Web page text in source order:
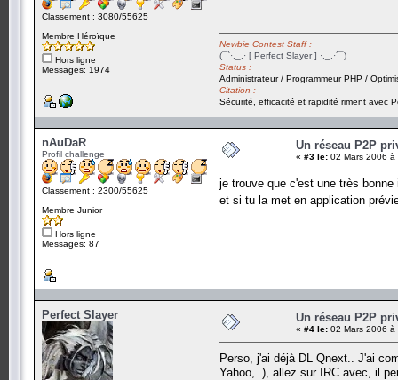
Classement : 3080/55625
Membre Héroïque
Hors ligne
Messages: 1974
Newbie Contest Staff :
(¯`·._.· [ Perfect Slayer ] ·._.·´¯)
Status :
Administrateur / Programmeur PHP /
Citation :
Sécurité, efficacité et rapidité riment avec
nAuDaR
Profil challenge
Classement : 2300/55625
Membre Junior
Hors ligne
Messages: 87
Un réseau P2P
« #3 le: 02 Mars 2006
je trouve que c'est une très
et si tu la met en application
Perfect Slayer Un réseau P2P
« #4 le: 02 Mars 2006
Perso, j'ai déjà DL Qnext.. J'ai
Yahoo,..), allez sur IRC avec, il